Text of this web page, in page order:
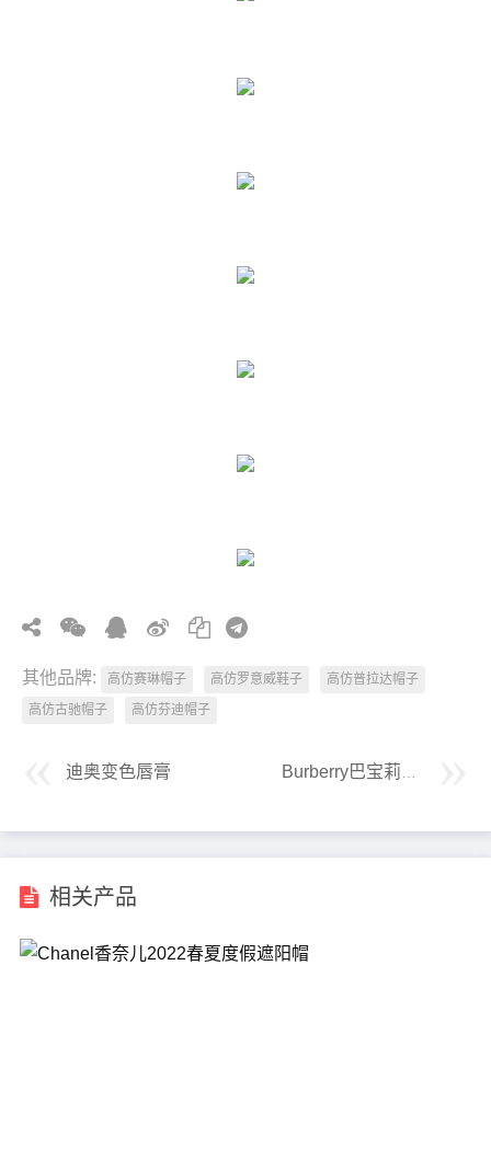
其他品牌: 高仿赛琳帽子 高仿罗意威鞋子
高仿普拉达帽子
高仿古驰帽子
高仿芬迪帽子
迪奥变色唇膏
相关产品